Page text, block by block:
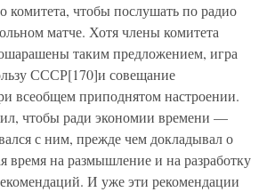
комитета, чтобы послушать по радио
матче. Хотя члены комитета
таким предложением, игра
СССР[170]и совещание
всеобщем приподнятом настроении.
чтобы ради экономии времени —
с ним, прежде чем докладывал о
время на размышление и на разработку
И уже эти рекомендации